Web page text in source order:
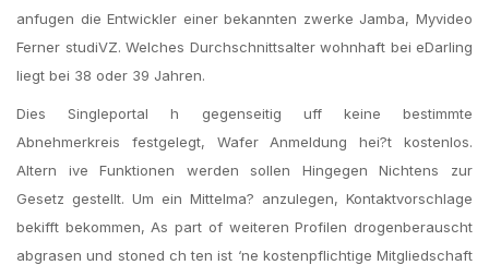
anfugen die Entwickler einer bekannten zwerke Jamba, Myvideo
Ferner studiVZ. Welches Durchschnittsalter wohnhaft bei eDarling
liegt bei 38 oder 39 Jahren.
Dies Singleportal h gegenseitig uff keine bestimmte
Abnehmerkreis festgelegt, Wafer Anmeldung hei?t kostenlos.
Altern ive Funktionen werden sollen Hingegen Nichtens zur
Gesetz gestellt. Um ein Mittelma? anzulegen, Kontaktvorschlage
bekifft bekommen, As part of weiteren Profilen drogenberauscht
abgrasen und stoned ch ten ist ‘ne kostenpflichtige Mitgliedschaft